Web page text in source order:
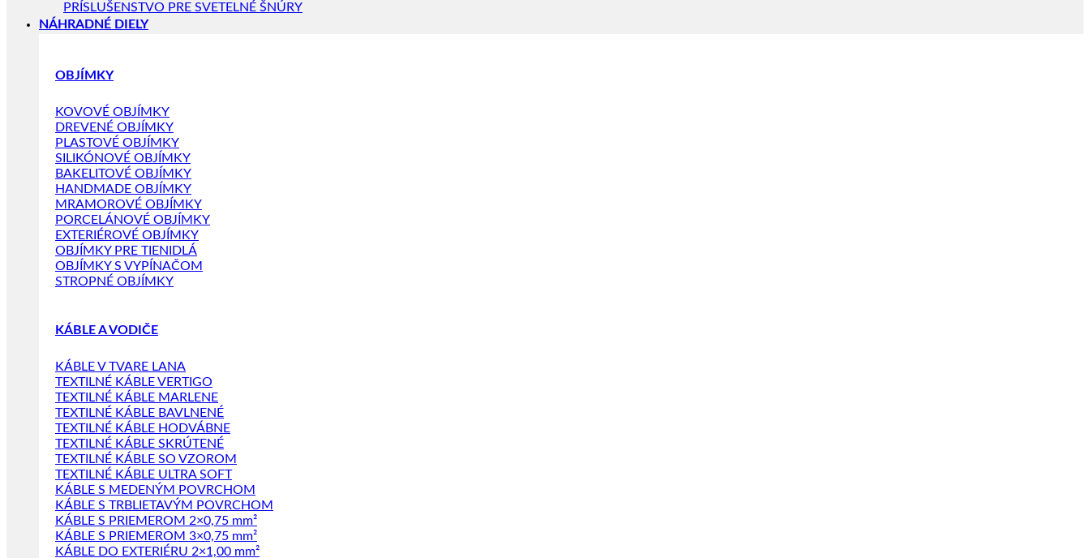
PRÍSLUŠENSTVO PRE SVETELNÉ ŠNÚRY
NÁHRADNÉ DIELY
OBJÍMKY
KOVOVÉ OBJÍMKY
DREVENÉ OBJÍMKY
PLASTOVÉ OBJÍMKY
SILIKÓNOVÉ OBJÍMKY
BAKELITOVÉ OBJÍMKY
HANDMADE OBJÍMKY
MRAMOROVÉ OBJÍMKY
PORCELÁNOVÉ OBJÍMKY
EXTERIÉROVÉ OBJÍMKY
OBJÍMKY PRE TIENIDLÁ
OBJÍMKY S VYPÍNAČOM
STROPNÉ OBJÍMKY
KÁBLE A VODIČE
KÁBLE V TVARE LANA
TEXTILNÉ KÁBLE VERTIGO
TEXTILNÉ KÁBLE MARLENE
TEXTILNÉ KÁBLE BAVLNENÉ
TEXTILNÉ KÁBLE HODVÁBNE
TEXTILNÉ KÁBLE SKRÚTENÉ
TEXTILNÉ KÁBLE SO VZOROM
TEXTILNÉ KÁBLE ULTRA SOFT
KÁBLE S MEDENÝM POVRCHOM
KÁBLE S TRBLIETAVÝM POVRCHOM
KÁBLE S PRIEMEROM 2×0,75 mm²
KÁBLE S PRIEMEROM 3×0,75 mm²
KÁBLE DO EXTERIÉRU 2×1,00 mm²